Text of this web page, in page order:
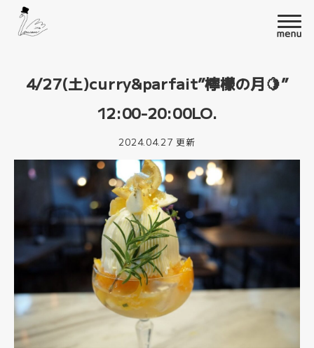
4/27(土)curry&parfait”檸檬の月🍋”
12:00-20:00LO.
2024.04.27 更新